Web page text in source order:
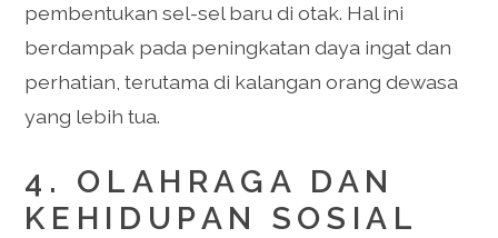
pembentukan sel-sel baru di otak. Hal ini
berdampak pada peningkatan daya ingat dan
perhatian, terutama di kalangan orang dewasa
yang lebih tua.
4. OLAHRAGA DAN
KEHIDUPAN SOSIAL